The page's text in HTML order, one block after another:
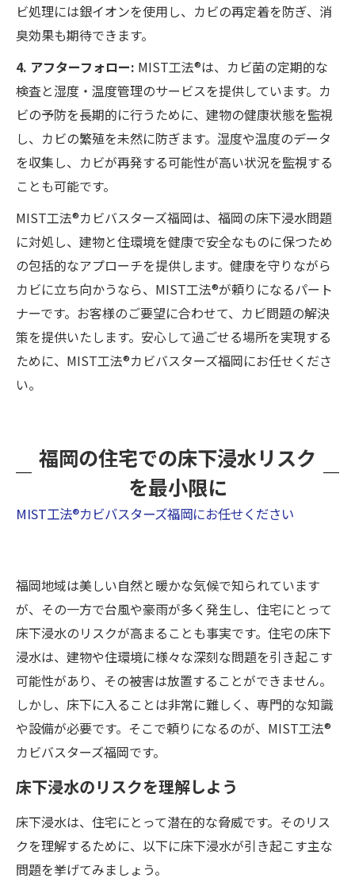
ビ処理には銀イオンを使用し、カビの再定着を防ぎ、消
臭効果も期待できます。
4. アフターフォロー: MIST工法®は、カビ菌の定期的な
検査と湿度・温度管理のサービスを提供しています。カ
ビの予防を長期的に行うために、建物の健康状態を監視
し、カビの繁殖を未然に防ぎます。湿度や温度のデータ
を収集し、カビが再発する可能性が高い状況を監視する
ことも可能です。
MIST工法®カビバスターズ福岡は、福岡の床下浸水問題
に対処し、建物と住環境を健康で安全なものに保つため
の包括的なアプローチを提供します。健康を守りながら
カビに立ち向かうなら、MIST工法®が頼りになるパート
ナーです。お客様のご要望に合わせて、カビ問題の解決
策を提供いたします。安心して過ごせる場所を実現する
ために、MIST工法®カビバスターズ福岡にお任せくださ
い。
福岡の住宅での床下浸水リスク
を最小限に
MIST工法®カビバスターズ福岡にお任せください
福岡地域は美しい自然と暖かな気候で知られています
が、その一方で台風や豪雨が多く発生し、住宅にとって
床下浸水のリスクが高まることも事実です。住宅の床下
浸水は、建物や住環境に様々な深刻な問題を引き起こす
可能性があり、その被害は放置することができません。
しかし、床下に入ることは非常に難しく、専門的な知識
や設備が必要です。そこで頼りになるのが、MIST工法®
カビバスターズ福岡です。
床下浸水のリスクを理解しよう
床下浸水は、住宅にとって潜在的な脅威です。そのリス
クを理解するために、以下に床下浸水が引き起こす主な
問題を挙げてみましょう。